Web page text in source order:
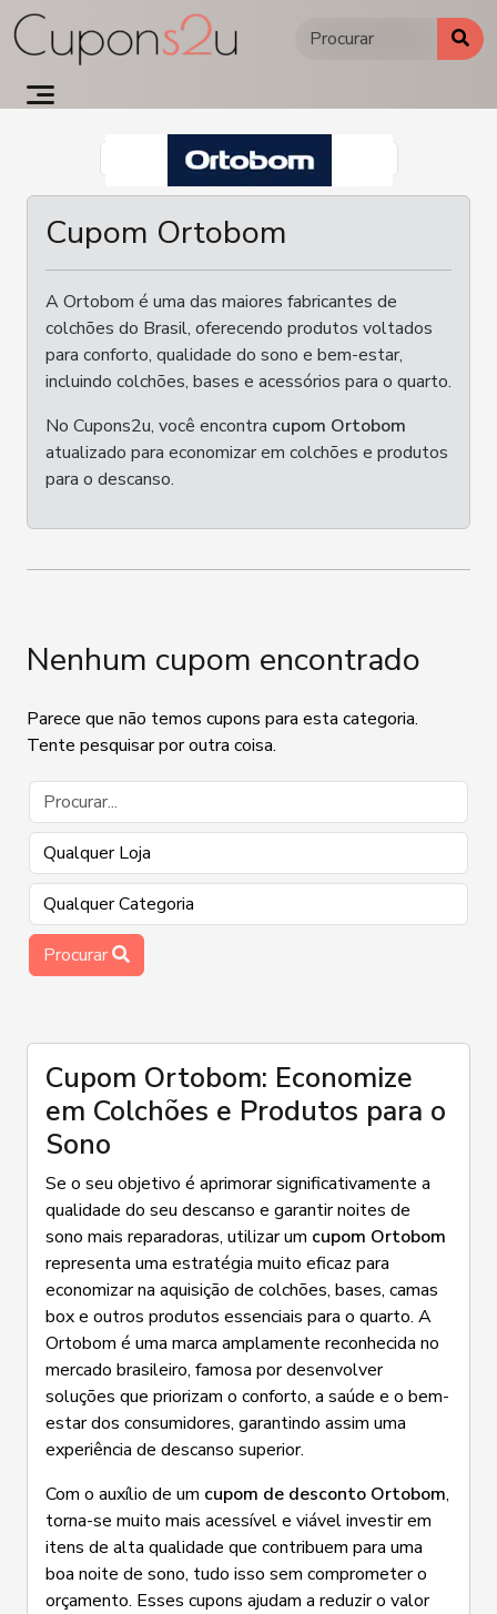
para
conteúdo
Cupom Ortobom
AOrtobom é uma das maiores fabricantes de
colchões do Brasil, oferecendo produtos voltados
para conforto, qualidade do sono e bem-estar,
incluindo colchões, bases e acessórios para o quarto.
No Cupons2u, você encontra cupom Ortobom
atualizado para economizar em colchões e produtos
para o descanso.
Nenhum cupom encontrado
Parece que não temos cupons para esta categoria.
Tente pesquisar por outra coisa.
Procurar
Cupom Ortobom: Economize
em Colchões e Produtos para o
Sono
Se o seu objetivo é aprimorar significativamente a
qualidade do seu descanso e garantir noites de
sono mais reparadoras, utilizar um cupom Ortobom
representa uma estratégia muito eficaz para
economizar na aquisição de colchões, bases, camas
box e outros produtos essenciais para o quarto. A
Ortobom é uma marca amplamente reconhecida no
mercado brasileiro, famosa por desenvolver
soluções que priorizam o conforto, a saúde e o bem-
estar dos consumidores, garantindo assim uma
experiência de descanso superior.
Com o auxílio de um cupom de desconto Ortobom,
torna-se muito mais acessível e viável investir em
itens de alta qualidade que contribuem para uma
boa noite de sono, tudo isso sem comprometer o
orçamento. Esses cupons ajudam a reduzir o valor